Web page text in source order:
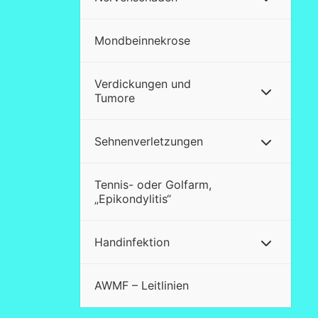
Mondbeinnekrose
Verdickungen und
Tumore
Sehnenverletzungen
Tennis- oder Golfarm,
„Epikondylitis“
Handinfektion
AWMF – Leitlinien